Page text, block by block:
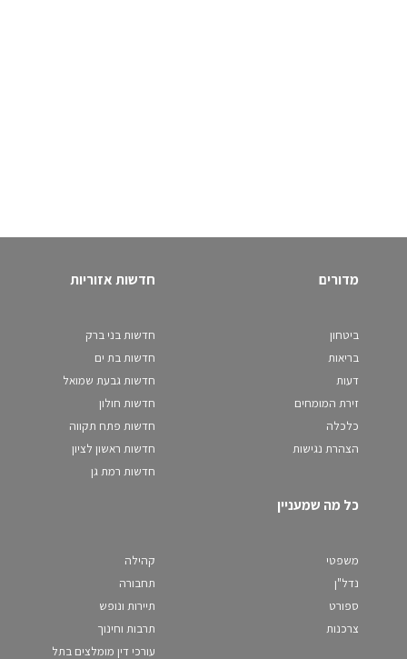
מדורים
ביטחון
בריאות
דעות
זירת המומחים
כלכלה
הצהרת נגישות
חדשות אזוריות
חדשות בני ברק
חדשות בת ים
חדשות גבעת שמואל
חדשות חולון
חדשות פתח תקווה
חדשות ראשון לציון
חדשות רמת גן
כל מה שמעניין
משפטי
נדל"ן
ספורט
צרכנות
קהילה
תחבורה
תיירות ונופש
תרבות וחינוך
עורכי דין מומלצים בתל